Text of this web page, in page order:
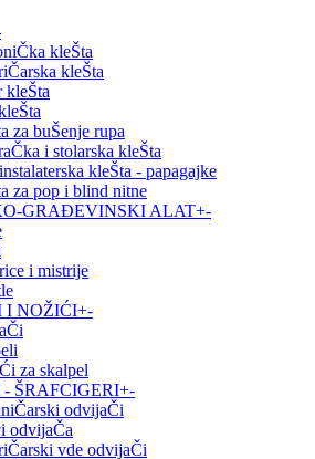
kleŠta
kleŠta
kleŠta
za buŠenje rupa
i stolarska kleŠta
kleŠta - papagajke
za pop i blind nitne
GRAĐEVINSKI ALAT+-
i mistrije
I NOŽIĆI+-
za skalpel
ŠRAFCIGERI+-
odvijaČi
odvijaČa
vde odvijaČi